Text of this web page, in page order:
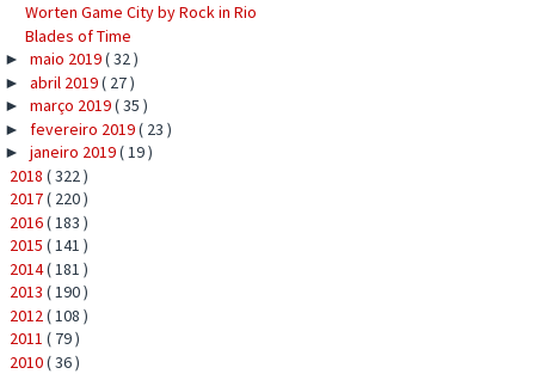
Worten Game City by Rock in Rio
Blades of Time
► maio 2019( 32 )
► abril 2019( 27 )
► março 2019( 35 )
► fevereiro 2019( 23 )
► janeiro 2019( 19 )
2018 ( 322 )
2017( 220 )
2016( 183 )
2015 ( 141 )
2014( 181 )
2013 ( 190 )
2012 ( 108 )
2011 ( 79 )
2010( 36 )